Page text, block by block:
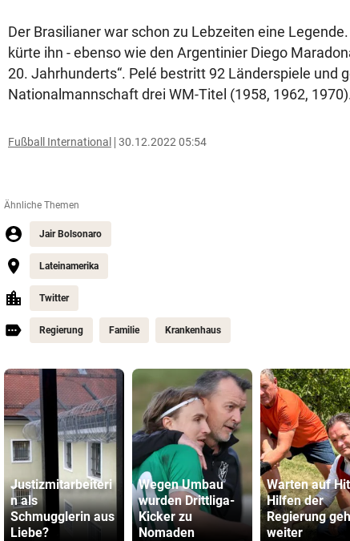
Der Brasilianer war schon zu Lebzeiten eine
kürte ihn - ebenso wie den Argentinier Diego
20. Jahrhunderts“. Pelé bestritt 92 Länderspiele und
Nationalmannschaft drei WM-Titel (1958, 1962,
Fußball International 30.12.2022 05:54
Ähnliche Themen
Jair Bolsonaro
Lateinamerika
Twitter
Regierung Familie Krankenhaus
Justizmitarbeiteri
n als
Schmugglerin aus
Liebe?
Wegen Umbau
wurden Drittliga-
Kicker zu
Nomaden
Warten auf
Hilfen der
Regierung
weiter